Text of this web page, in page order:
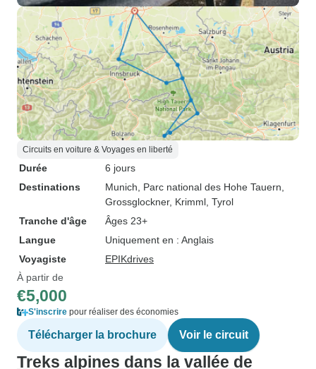
Circuits en voiture & Voyages en liberté
Durée
6 jours
Destinations
Munich , Parc national des Hohe Tauern
Grossglockner, Krimml , Tyrol
Tranche d'âge
Âges 23+
Langue
Uniquement en : Anglais
Voyagiste
EPIKdrives
À partir de
€5,000
S'inscrire pour réaliser des économies
Télécharger la brochure Voir le circuit
Treks alpines dans la vallée de